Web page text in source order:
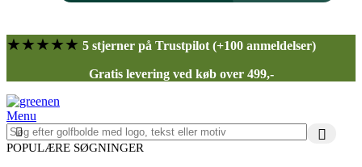
★★★★★ 5 stjerner på Trustpilot (+100 anmeldelser)
Gratis levering ved køb over 499,-
Menu
POPULÆRE SØGNINGER